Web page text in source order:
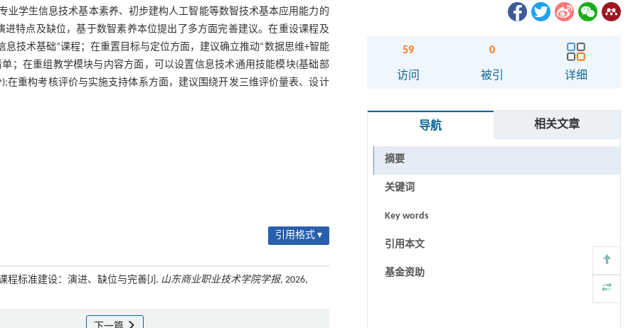
业学生信息技术基本素养、初步建构人工智能等数智技术基本应用能力的
特点及缺位，基于数智素养本位提出了多方面完善建议。在重设课程及
技术基础”课程；在重置目标与定位方面，建议确立推动“数据思维+智能
；在重组教学模块与内容方面，可以设置信息技术通用技能模块(基础部
重构考核评价与实施支持体系方面，建议围绕开发三维评价量表、设计
引用格式 ▾
程标准建设：演进、缺位与完善[J]. 山东商业职业技术学院学报, 2026,
59
访问
0
被引 详细
导航 相关文章
摘要
关键词
Key words
引用本文
基金资助